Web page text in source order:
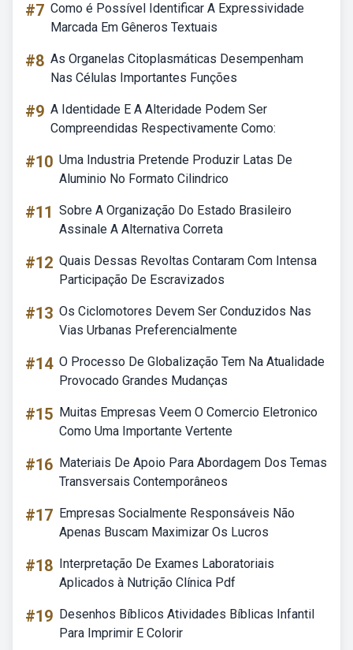
#7 Como é Possível Identificar A Expressividade
Marcada Em Gêneros Textuais
#8 As Organelas Citoplasmáticas Desempenham
Nas Células Importantes Funções
#9 A Identidade E A Alteridade Podem Ser
Compreendidas Respectivamente Como:
#10 Uma Industria Pretende Produzir Latas De
Aluminio No Formato Cilindrico
#11 Sobre A Organização Do Estado Brasileiro
Assinale A Alternativa Correta
#12 Quais Dessas Revoltas Contaram Com Intensa
Participação De Escravizados
#13 Os Ciclomotores Devem Ser Conduzidos Nas
Vias Urbanas Preferencialmente
#14 O Processo De Globalização Tem Na Atualidade
Provocado Grandes Mudanças
#15 Muitas Empresas Veem O Comercio Eletronico
Como Uma Importante Vertente
#16 Materiais De Apoio Para Abordagem Dos Temas
Transversais Contemporâneos
#17 Empresas Socialmente Responsáveis Não
Apenas Buscam Maximizar Os Lucros
#18 Interpretação De Exames Laboratoriais
Aplicados à Nutrição Clínica Pdf
#19 Desenhos Bíblicos Atividades Bíblicas Infantil
Para Imprimir E Colorir